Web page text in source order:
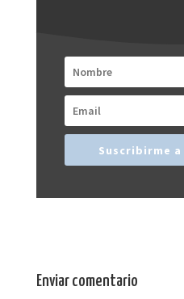
Suscribirme
Enviar comentario